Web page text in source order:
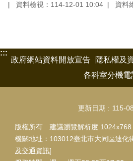
資料檢視：114-12-01 10:04
資料
:::
政府網站資料開放宣告
隱私權及
各科室分機電
更新日期 115-
版權所有 建議瀏覽解析度 1024x768
機關地址：103012臺北市大同區迪化
及交通資訊]